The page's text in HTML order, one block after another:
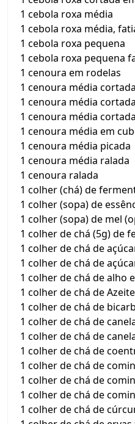
1 cebola roxa média
1 cebola roxa média,
1 cebola roxa pequena
1 cebola roxa pequena
1 cenoura em rodelas
1 cenoura média
1 cenoura média
1 cenoura média
1 cenoura média em
1 cenoura média picada
1 cenoura média ralada
1 cenoura ralada
1 colher (chá) de
1 colher (sopa) de
1 colher (sopa) de mel
1 colher de chá (5g) de
1 colher de chá de
1 colher de chá de
1 colher de chá de alho
1 colher de chá de
1 colher de chá de
1 colher de chá de
1 colher de chá de
1 colher de chá de
1 colher de chá de
1 colher de chá de
1 colher de chá de
1 colher de chá de